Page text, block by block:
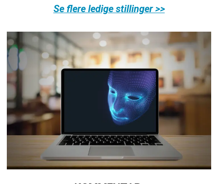
Se flere ledige stillinger >>